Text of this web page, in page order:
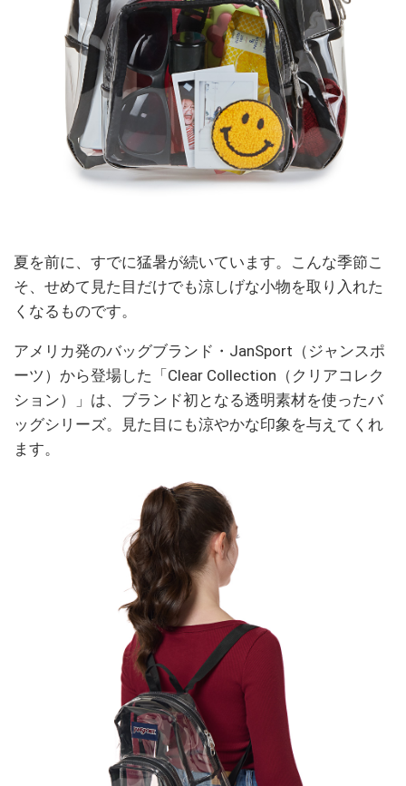
夏を前に、すでに猛暑が続いています。こんな季節こ
そ、せめて見た目だけでも涼しげな小物を取り入れた
くなるものです。
アメリカ発のバッグブランド・JanSport（ジャンスポ
ーツ）から登場した「Clear Collection（クリアコレク
ション）」は、ブランド初となる透明素材を使ったバ
ッグシリーズ。見た目にも涼やかな印象を与えてくれ
ます。